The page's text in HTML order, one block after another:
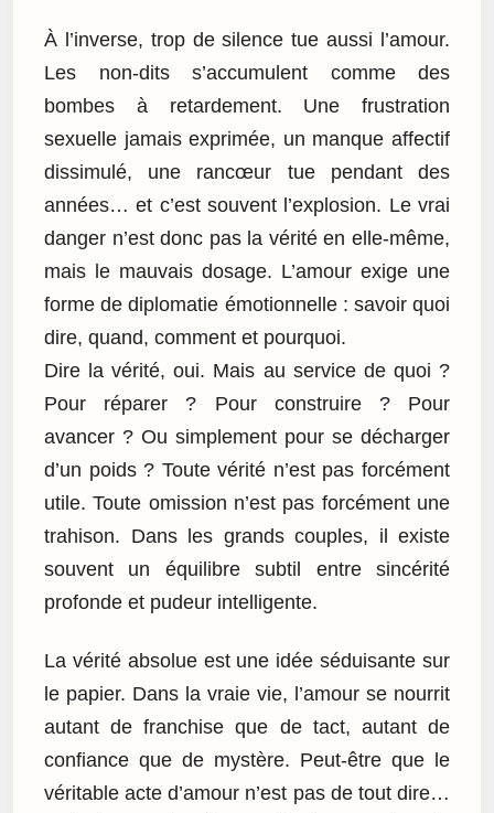
À l’inverse, trop de silence tue aussi l’amour.
Les non-dits s’accumulent comme des
bombes à retardement. Une frustration
sexuelle jamais exprimée, un manque affectif
dissimulé, une rancœur tue pendant des
années… et c’est souvent l’explosion. Le vrai
danger n’est donc pas la vérité en elle-même,
mais le mauvais dosage. L’amour exige une
forme de diplomatie émotionnelle : savoir quoi
dire, quand, comment et pourquoi.
Dire la vérité, oui. Mais au service de quoi ?
Pour réparer ? Pour construire ? Pour
avancer ? Ou simplement pour se décharger
d’un poids ? Toute vérité n’est pas forcément
utile. Toute omission n’est pas forcément une
trahison. Dans les grands couples, il existe
souvent un équilibre subtil entre sincérité
profonde et pudeur intelligente.
La vérité absolue est une idée séduisante sur
le papier. Dans la vraie vie, l’amour se nourrit
autant de franchise que de tact, autant de
confiance que de mystère. Peut-être que le
véritable acte d’amour n’est pas de tout dire…